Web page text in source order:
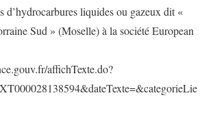
d’hydrocarbures liquides ou gazeux dit «
Sud » (Moselle) à la société European
affichTexte.do?